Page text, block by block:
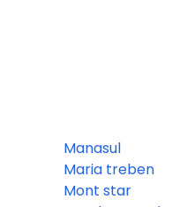
Manasul
Maria treben
Mont star